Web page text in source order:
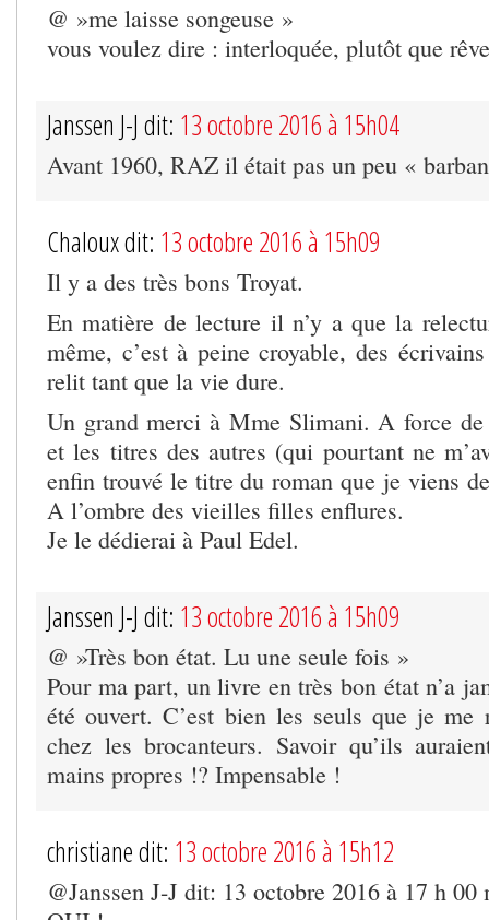
@ »me laisse songeuse »
vous voulez dire : interloquée, plutôt que
Janssen J-J dit: 13 octobre 2016 à 15h04
Avant 1960, RAZ il était pas un peu «
Chaloux dit: 13 octobre 2016 à 15h09
Il y a des très bons Troyat.
En matière de lecture il n’y a que la
même, c’est à peine croyable, des
relit tant que la vie dure.
Un grand merci à Mme Slimani. A force
et les titres des autres (qui pourtant ne
enfin trouvé le titre du roman que je viens
A l’ombre des vieilles filles enflures.
Je le dédierai à Paul Edel.
Janssen J-J dit: 13 octobre 2016 à 15h09
@ »Très bon état. Lu une seule fois »
Pour ma part, un livre en très bon état n’a
été ouvert. C’est bien les seuls que je me
chez les brocanteurs. Savoir qu’ils
mains propres !? Impensable !
christiane dit: 13 octobre 2016 à 15h12
@Janssen J-J dit: 13 octobre 2016 à 17 h 00